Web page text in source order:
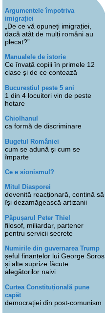
Argumentele împotriva
imigrației
„De ce vă opuneți imigrației,
dacă atât de mulți români au
plecat?”
Manualele de istorie
Ce învață copiii în primele 12
clase și de ce contează
Bucureștiul peste 5 ani
1 din 4 locuitori vin de peste
hotare
Chiolhanul
ca formă de discriminare
Bugetul României
cum se adună și cum se
împarte
Ce e sionismul?
Mitul Diasporei
devenită reacționară, contină să
își dezamăgească artizanii
Păpușarul Peter Thiel
filosof, miliardar, partener
pentru servicii secrete
Numirile din guvernarea Trump
șeful finanțelor lui George Soros
și alte suprize făcute
alegătorilor naivi
Curtea Constituțională pune
capăt
democrației din post-comunism